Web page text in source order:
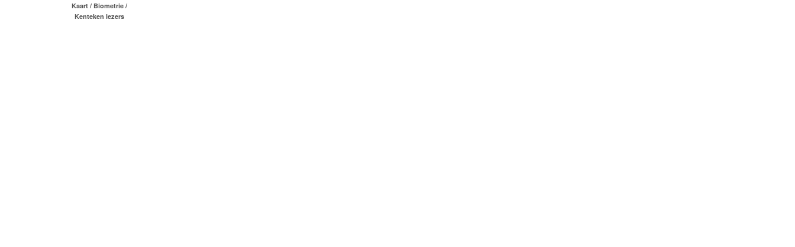
Kaart / Biometrie /
Kenteken lezers